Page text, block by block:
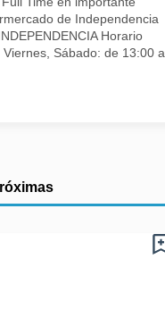
de Independencia
Horario
Viernes, Sábado: de 13:00 a